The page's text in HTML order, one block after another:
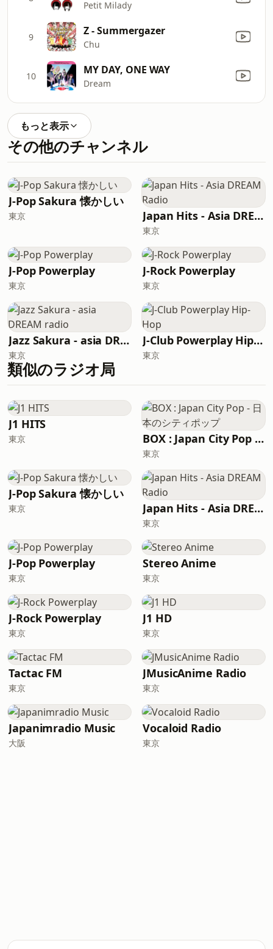
Petit Milady
9 Z - Summergazer
Chu
10 MY DAY, ONE WAY
Dream
もっと表示
その他のチャンネル
J-Pop Sakura 懐かしい
東京 Japan Hits - Asia DREAM Radio
東京
J-Pop Powerplay
東京
J-Rock Powerplay
東京
Jazz Sakura - asia DREAM radio
東京
J-Club Powerplay Hip-Hop
東京
類似のラジオ局
J1 HITS
東京 BOX : Japan City Pop - 日本のシティポップ
東京
J-Pop Sakura 懐かしい
東京 Japan Hits - Asia DREAM Radio
東京
J-Pop Powerplay
東京
Stereo Anime
東京
J-Rock Powerplay
東京
J1 HD
東京
Tactac FM
東京
JMusicAnime Radio
東京
Japanimradio Music
大阪
Vocaloid Radio
東京